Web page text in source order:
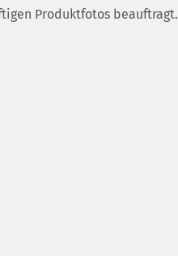
Produktfotos beauftragt.